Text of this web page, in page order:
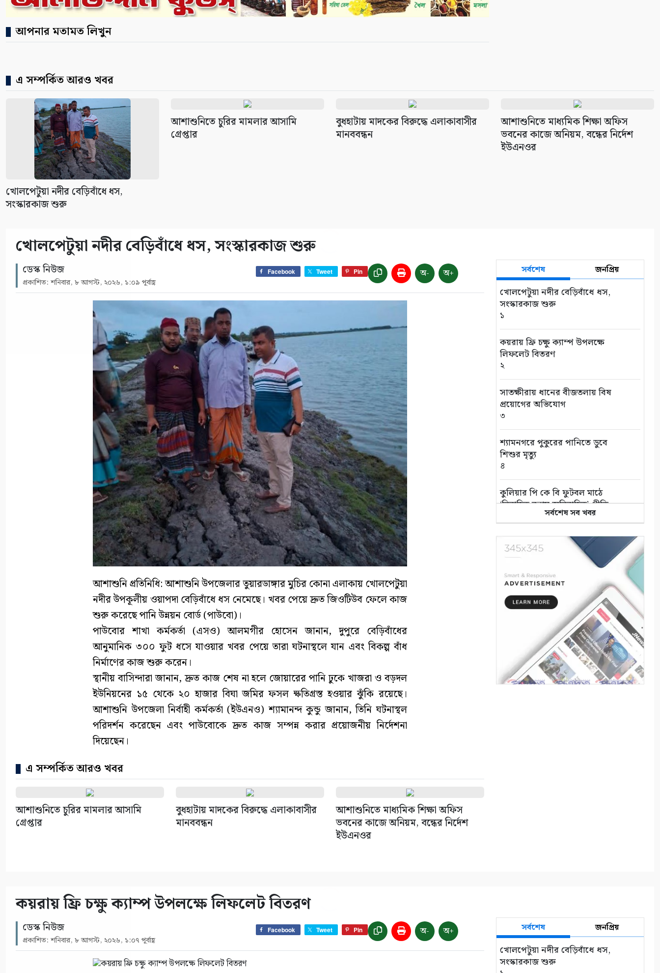
আপনার মতামত লিখুন
এ সম্পর্কিত আরও খবর
খোলপেটুয়া নদীর বেড়িবাঁধে ধস,
সংস্কারকাজ শুরু
আশাশুনিতে চুরির মামলার আসামি
গ্রেপ্তার
বুধহাটায় মাদকের বিরুদ্ধে এলাকাবাসীর
মানববন্ধন
আশাশুনিতে মাধ্যমিক শিক্ষা অফিস
ভবনের কাজে অনিয়ম, বন্ধের নির্দেশ
ইউএনওর
খোলপেটুয়া নদীর বেড়িবাঁধে ধস, সংস্কারকাজ শুরু
ডেস্ক নিউজ
প্রকাশিত: শনিবার, ৮ আগস্ট, ২০২৬, ১:০৯ পূর্বাহ্ণ
Facebook Tweet Pin অ- অ+
আশাশুনি প্রতিনিধি: আশাশুনি উপজেলার তুয়ারডাঙ্গার মুচির কোনা এলাকায় খোলপেটুয়া
নদীর উপকূলীয় ওয়াপদা বেড়িবাঁধে ধস নেমেছে। খবর পেয়ে দ্রুত জিওটিউব ফেলে কাজ
শুরু করেছে পানি উন্নয়ন বোর্ড (পাউবো)।
পাউবোর শাখা কর্মকর্তা (এসও) আলমগীর হোসেন জানান, দুপুরে বেড়িবাঁধের
আনুমানিক ৩০০ ফুট ধসে যাওয়ার খবর পেয়ে তারা ঘটনাস্থলে যান এবং বিকল্প বাঁধ
নির্মাণের কাজ শুরু করেন।
স্থানীয় বাসিন্দারা জানান, দ্রুত কাজ শেষ না হলে জোয়ারের পানি ঢুকে খাজরা ও বড়দল
ইউনিয়নের ১৫ থেকে ২০ হাজার বিঘা জমির ফসল ক্ষতিগ্রস্ত হওয়ার ঝুঁকি রয়েছে।
আশাশুনি উপজেলা নির্বাহী কর্মকর্তা (ইউএনও) শ্যামানন্দ কুন্ডু জানান, তিনি ঘটনাস্থল
পরিদর্শন করেছেন এবং পাউবোকে দ্রুত কাজ সম্পন্ন করার প্রয়োজনীয় নির্দেশনা
দিয়েছেন।
এ সম্পর্কিত আরও খবর
আশাশুনিতে চুরির মামলার আসামি
গ্রেপ্তার
বুধহাটায় মাদকের বিরুদ্ধে এলাকাবাসীর
মানববন্ধন
আশাশুনিতে মাধ্যমিক শিক্ষা অফিস
ভবনের কাজে অনিয়ম, বন্ধের নির্দেশ
ইউএনওর
সর্বশেষ জনপ্রিয়
খোলপেটুয়া নদীর বেড়িবাঁধে ধস,
সংস্কারকাজ শুরু
১
কয়রায় ফ্রি চক্ষু ক্যাম্প উপলক্ষে
লিফলেট বিতরণ
২
সাতক্ষীরায় ধানের বীজতলায় বিষ
প্রয়োগের অভিযোগ
৩
শ্যামনগরে পুকুরের পানিতে ডুবে
শিশুর মৃত্যু
৪
কুলিয়ার পি কে বি ফুটবল মাঠে
‘বিবাহিত বনাম অবিবাহিত’ প্রীতি
৫
এই পৃথিবী বড়ই অভাগা
“কথার ভার”
মায়ার গভীরতা
৯
সর্বশেষ সব খবর
কয়রায় ফ্রি চক্ষু ক্যাম্প উপলক্ষে লিফলেট বিতরণ
ডেস্ক নিউজ
প্রকাশিত: শনিবার, ৮ আগস্ট, ২০২৬, ১:০৭ পূর্বাহ্ণ
Facebook Tweet Pin অ- অ+ সর্বশেষ জনপ্রিয়
খোলপেটুয়া নদীর বেড়িবাঁধে ধস,
সংস্কারকাজ শুরু